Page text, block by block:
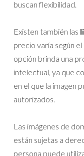
buscan flexibilidad.
Existen también las
precio varía según
opción brinda una
intelectual, ya que
en el que la imagen
autorizados.
Las imágenes de
están sujetas a
persona puede